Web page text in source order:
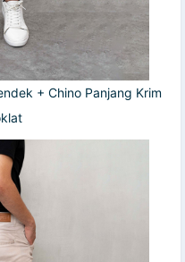
+ Chino Panjang Krim